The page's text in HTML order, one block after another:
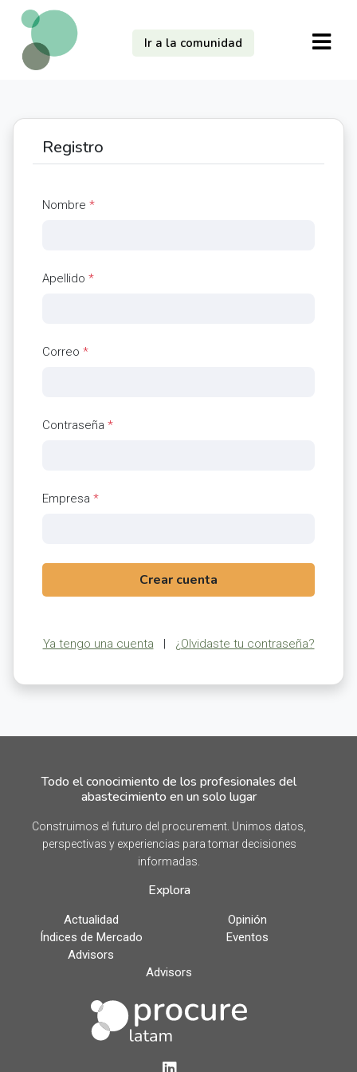
Ir a la comunidad
Registro
Nombre *
Apellido *
Correo *
Contraseña *
Empresa *
Crear cuenta
Ya tengo una cuenta | ¿Olvidaste tu contraseña?
Todo el conocimiento de los profesionales del
abastecimiento en un solo lugar
Construimos el futuro del procurement. Unimos datos,
perspectivas y experiencias para tomar decisiones
informadas.
Explora
Actualidad
Opinión
Índices de Mercado
Eventos
Advisors
Advisors
LinkedIn